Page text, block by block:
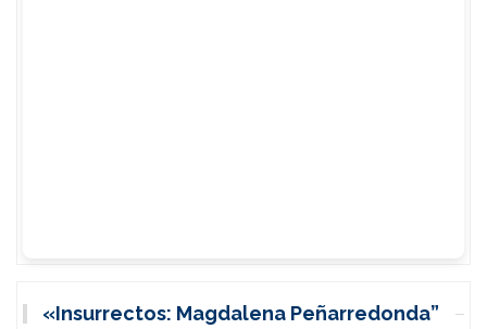
«Insurrectos: Magdalena Peñarredonda”